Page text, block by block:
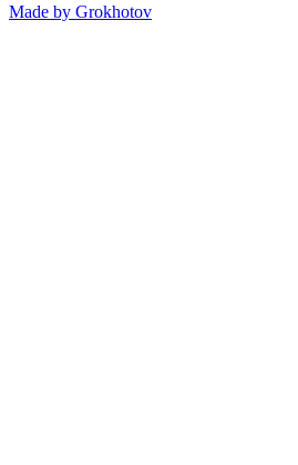
Made by Grokhotov